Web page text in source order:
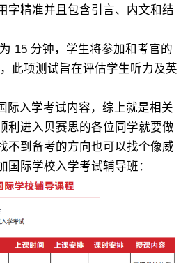
字精准并且包含引言、内文和结
15 分钟，学生将参加和考官的
此项测试旨在评估学生听力及英
际入学考试内容，综上就是相关
利进入贝赛思的各位同学就要做
不到备考的方向也可以找个像威
国际学校入学考试辅导班：